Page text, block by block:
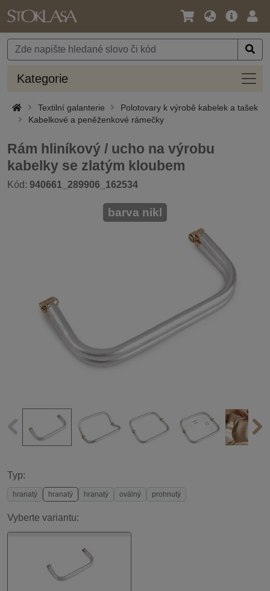
Jazyk
Měna
Hlavní
Kategorie
Textilní galanterie
Polotovary k výrobě kabelek a tašek
Kabelkové a peněženkové rámečky
Rám hliníkový / ucho na výrobu
kabelky se zlatým kloubem
Kód: 940661_289906_162534
barva nikl
Typ:
hranatý hranatý hranatý oválný prohnutý
Vyberte variantu: